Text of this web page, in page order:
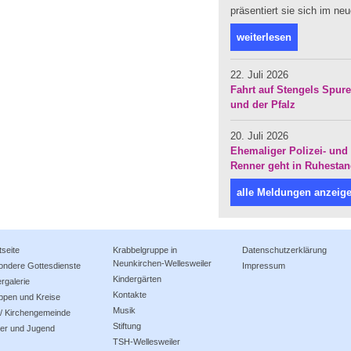
präsentiert sie sich im
weiterlesen
22. Juli 2026
Fahrt auf Stengels
und der Pfalz
20. Juli 2026
Ehemaliger Polizei-
Renner geht in
alle Meldungen
Gottesdienste
und Kreise
Kirchengemeinde
und Jugend
Krabbelgruppe in
Neunkirchen-Wellesweiler
Kindergärten
Kontakte
Musik
Stiftung
TSH-Wellesweiler
Datenschutzerklärung
Impressum